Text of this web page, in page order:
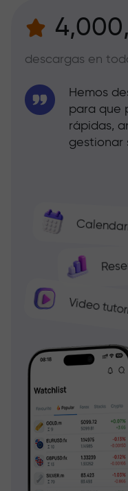
descargas en
Video
Hemos
para que
rápidas,
gestionar